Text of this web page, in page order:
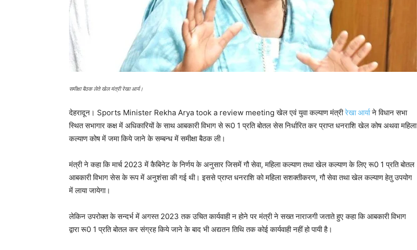
समीक्षा बैठक लेते खेल मंत्री रेखा आर्य।
देहरादून। Sports Minister Rekha Arya took a review meeting खेल एवं युवा कल्याण मंत्रीरेखा आर्याने विधान सभा
स्थित सभागार कक्ष में अधिकारियों के साथ आबकारी विभाग से रू0 1 प्रति बोतल सेस निर्धारित कर प्राप्त धनराशि खेल कोष अथवा महिला
कल्याण कोष में जमा किये जाने के सम्बन्ध में समीक्षा बैठक ली।
मंत्री ने कहा कि मार्च 2023 में कैबिनेट के निर्णय के अनुसार जिसमें गौ सेवा, महिला कल्याण तथा खेल कल्याण के लिए रू0 1 प्रति बोतल
आबकारी विभाग सेस के रूप में अनुशंसा की गई थी। इससे प्राप्त धनराशि को महिला सशक्तीकरण, गौ सेवा तथा खेल कल्याण हेतु उपयोग
में लाया जायेगा।
लेकिन उपरोक्त के सन्दर्भ में अगस्त 2023 तक उचित कार्यवाही न होने पर मंत्री ने सख्त नाराजगी जताते हुए कहा कि आबकारी विभाग
द्वारा रू0 1 प्रति बोतल कर संग्रह किये जाने के बाद भी अद्यतन तिथि तक कोई कार्यवाही नहीं हो पायी है।